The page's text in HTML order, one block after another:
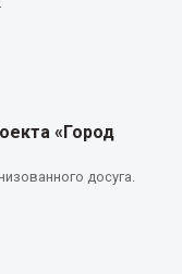
«Город
досуга.